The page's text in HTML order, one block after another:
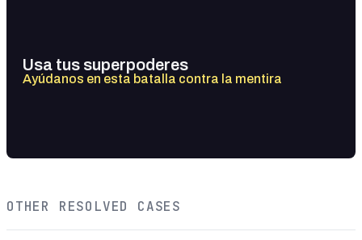
Usa tus superpoderes
Ayúdanos en esta batalla contra la mentira
OTHER RESOLVED CASES